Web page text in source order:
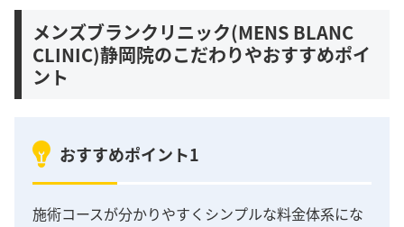
メンズブランクリニック(MENS BLANC
CLINIC)静岡院のこだわりやおすすめポイ
ント
おすすめポイント1
施術コースが分かりやすくシンプルな料金体系にな